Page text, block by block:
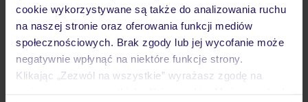
cookie wykorzystywane są także do analizowania ruchu
na naszej stronie oraz oferowania funkcji mediów
społecznościowych. Brak zgody lub jej wycofanie może
negatywnie wpłynąć na niektóre funkcje strony.
Klikając „Zezwól na wszystkie” wyrażasz zgodę na
Pokoje